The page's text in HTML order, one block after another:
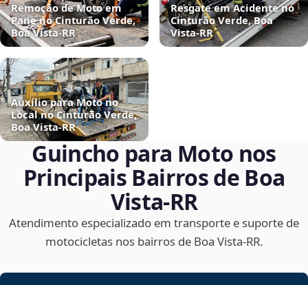
Remoção de Moto em
Pane no Cinturão Verde,
Boa Vista‑RR
Resgate em Acidente no
Cinturão Verde, Boa
Vista‑RR
Auxílio para Moto no
Local no Cinturão Verde,
Boa Vista‑RR
Guincho para Moto nos
Principais Bairros de Boa
Vista‑RR
Atendimento especializado em transporte e suporte de
motocicletas nos bairros de Boa Vista‑RR.